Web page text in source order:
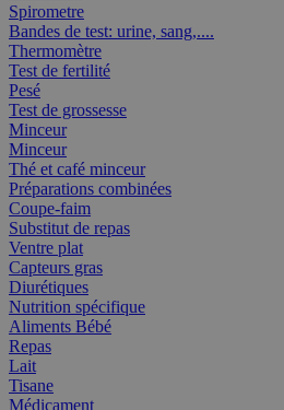
Spirometre
Bandes de test: urine, sang,....
Thermomètre
Test de fertilité
Pesé
Test de grossesse
Minceur
Minceur
Thé et café minceur
Préparations combinées
Coupe-faim
Substitut de repas
Ventre plat
Capteurs gras
Diurétiques
Nutrition spécifique
Aliments Bébé
Repas
Lait
Tisane
Médicament